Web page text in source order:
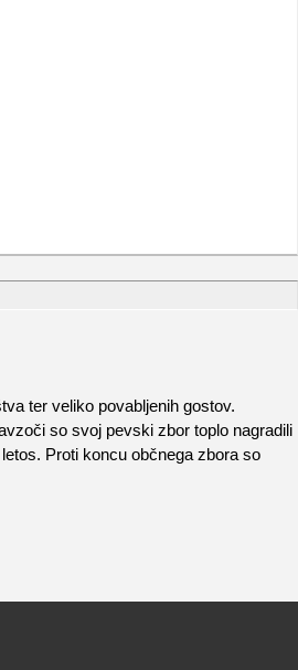
ter veliko povabljenih gostov.
so svoj pevski zbor toplo nagradili
Proti koncu občnega zbora so